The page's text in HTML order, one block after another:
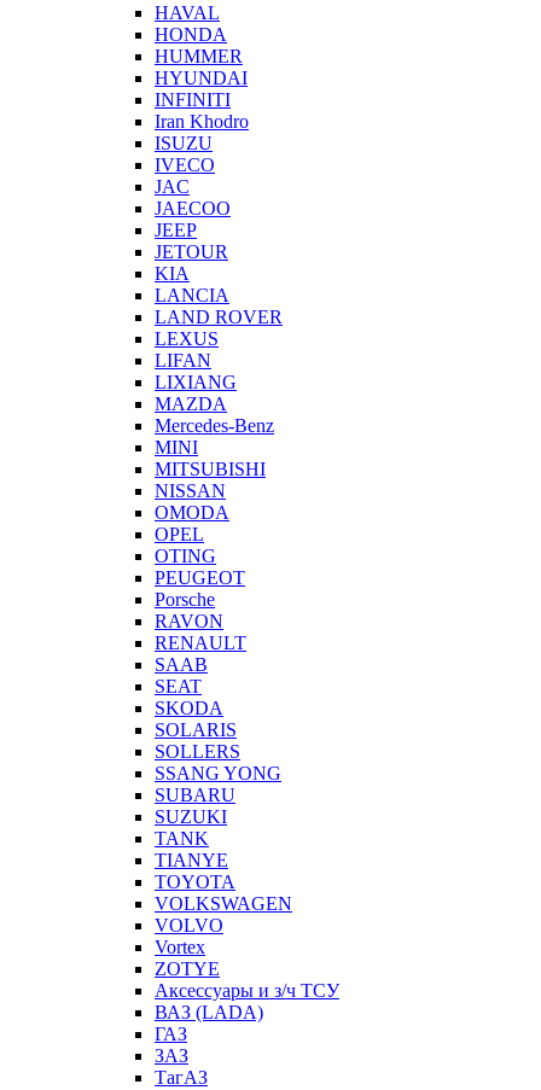
HAVAL
HONDA
HUMMER
HYUNDAI
INFINITI
Iran Khodro
ISUZU
IVECO
JAC
JAECOO
JEEP
JETOUR
KIA
LANCIA
LAND ROVER
LEXUS
LIFAN
LIXIANG
MAZDA
Mercedes-Benz
MINI
MITSUBISHI
NISSAN
OMODA
OPEL
OTING
PEUGEOT
Porsche
RAVON
RENAULT
SAAB
SEAT
SKODA
SOLARIS
SOLLERS
SSANG YONG
SUBARU
SUZUKI
TANK
TIANYE
TOYOTA
VOLKSWAGEN
VOLVO
Vortex
ZOTYE
Аксессуары и з/ч ТСУ
ВАЗ (LADA)
ГАЗ
ЗАЗ
ТагАЗ